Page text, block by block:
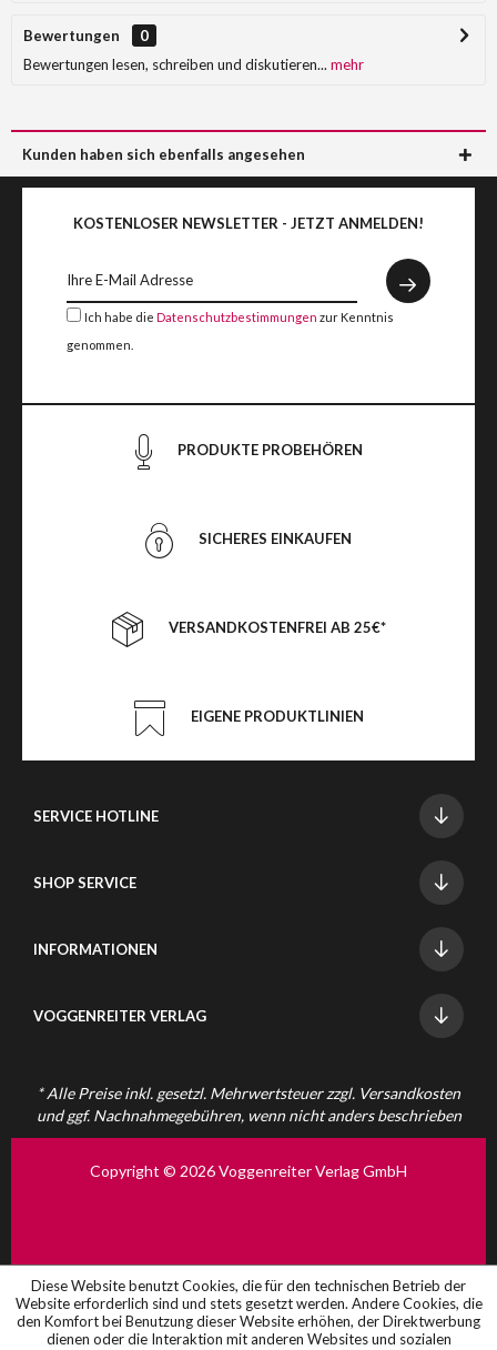
Bewertungen
0
Bewertungen lesen, schreiben und diskutieren... mehr
Kunden haben sich ebenfalls angesehen
KOSTENLOSER NEWSLETTER - JETZT ANMELDEN!
Ich habe die Datenschutzbestimmungen zur Kenntnis
genommen.
PRODUKTE PROBEHÖREN
SICHERES EINKAUFEN
VERSANDKOSTENFREI AB 25€*
EIGENE PRODUKTLINIEN
SERVICE HOTLINE
SHOP SERVICE
INFORMATIONEN
VOGGENREITER VERLAG
* Alle Preise inkl. gesetzl. Mehrwertsteuer zzgl. Versandkosten
und ggf. Nachnahmegebühren, wenn nicht anders beschrieben
Copyright © 2026 Voggenreiter Verlag GmbH
Diese Website benutzt Cookies, die für den technischen Betrieb der
Website erforderlich sind und stets gesetzt werden. Andere Cookies, die
den Komfort bei Benutzung dieser Website erhöhen, der Direktwerbung
dienen oder die Interaktion mit anderen Websites und sozialen